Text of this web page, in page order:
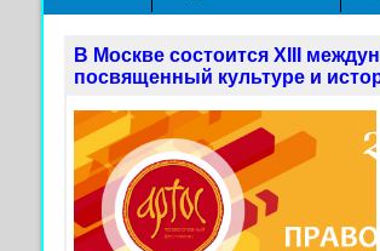
В Москве состоится XIII
посвященный культуре и